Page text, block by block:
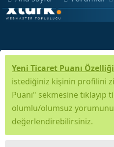
Yeni Ticaret Puanı
istediğiniz kişinin profilini
Puanı" sekmesine tıklayıp
olumlu/olumsuz yorumunu
değerlendirebilirsiniz.